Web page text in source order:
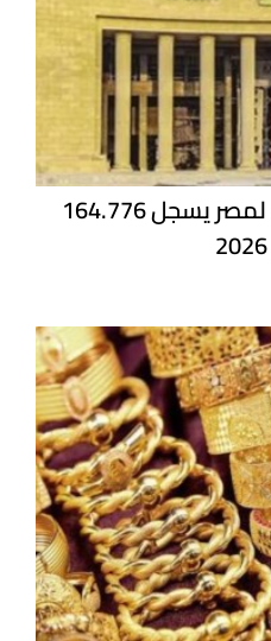
المركزي: الدين الخارجي لمصر يسجل 164.776